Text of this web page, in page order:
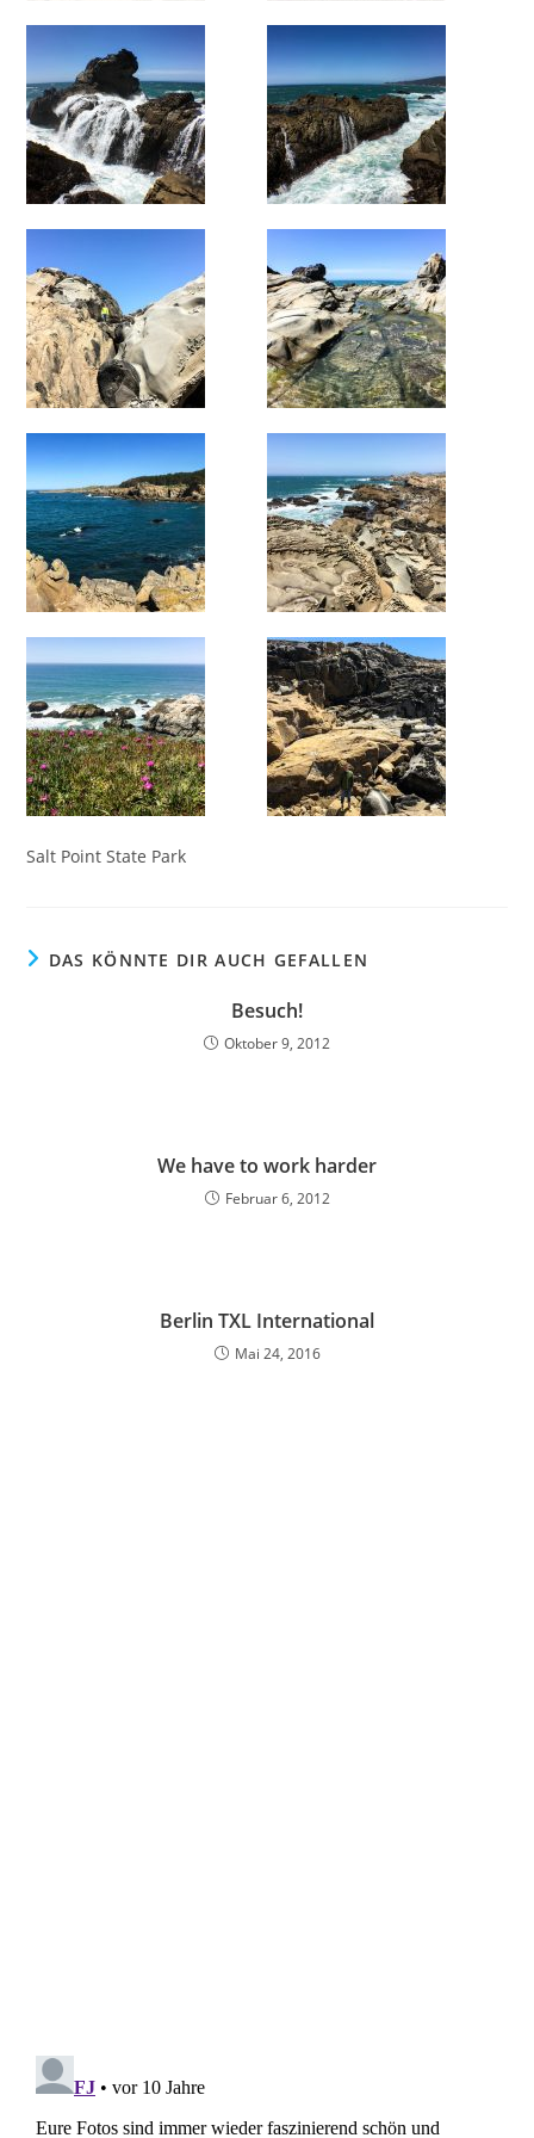
Salt Point State Park
DAS KÖNNTE DIR AUCH GEFALLEN
Besuch!
Oktober 9, 2012
We have to work harder
Februar 6, 2012
Berlin TXL International
Mai 24, 2016